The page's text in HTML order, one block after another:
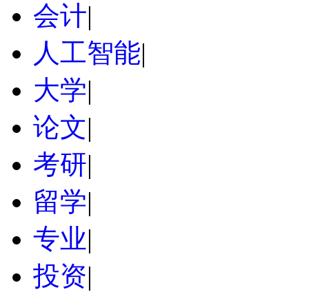
会计|
人工智能|
大学|
论文|
考研|
留学|
专业|
投资|